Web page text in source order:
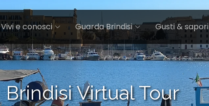
Vivi e conosci Guarda Brindisi Gusti & sapori
Brindisi Virtual Tour